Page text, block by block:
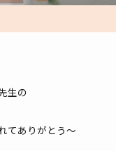
生の
てありがとう～